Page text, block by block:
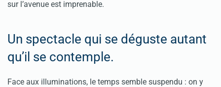
sur l’avenue est imprenable.
Un spectacle qui se déguste autant
qu’il se contemple.
Face aux illuminations, le temps semble suspendu : on y